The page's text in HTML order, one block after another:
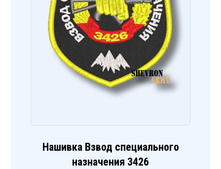
Нашивка Взвод специального
назначения 3426